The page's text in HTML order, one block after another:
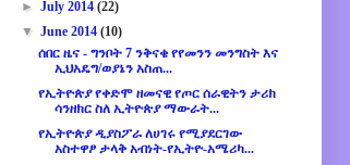
►July 2014(22)
▼June 2014(10)
ሰበር ዜና - ግንቦት 7 ንቅናቄ የየመንን መንግስት እና
ኢህአዴግ/ወያኔን አስጠ...
የኢትዮጵያ የቀድሞ ዘመናዊ የጦር ሰራዊትን ታሪክ
ሳንዘክር ስለ ኢትዮጵያ ማውራት...
የኢትዮጵያ ዲያስፖራ ለሀገሩ የሚያደርገው
አስተዋፆ ታላቅ አብነት-የኢትዮ-አሜሪካ...